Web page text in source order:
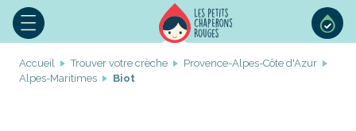
Accueil Trouver votre crèche
Provence-Alpes-Côte d'Azur
Alpes-Maritimes
Biot